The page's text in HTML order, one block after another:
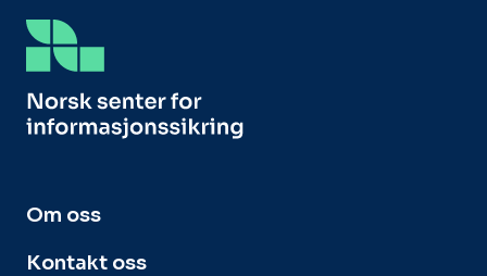
Om oss
Kontakt oss